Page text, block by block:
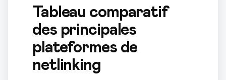
Tableau comparatif
des principales
plateformes de
netlinking